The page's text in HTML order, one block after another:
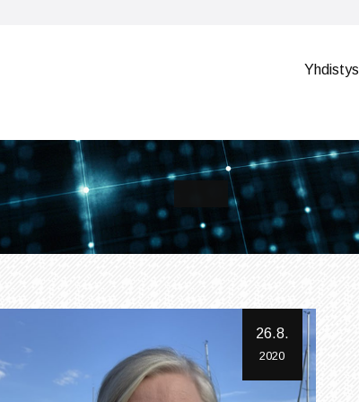
Yhdistys
26.8.
2020